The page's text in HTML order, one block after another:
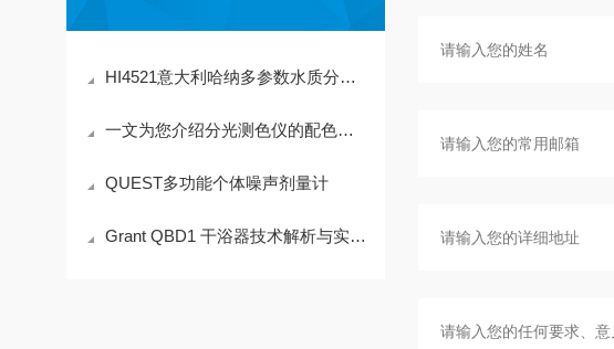
HI4521意大利哈纳多参数水质分析仪
一文为您介绍分光测色仪的配色流程
QUEST多功能个体噪声剂量计
Grant QBD1 干浴器技术解析与实验室应用